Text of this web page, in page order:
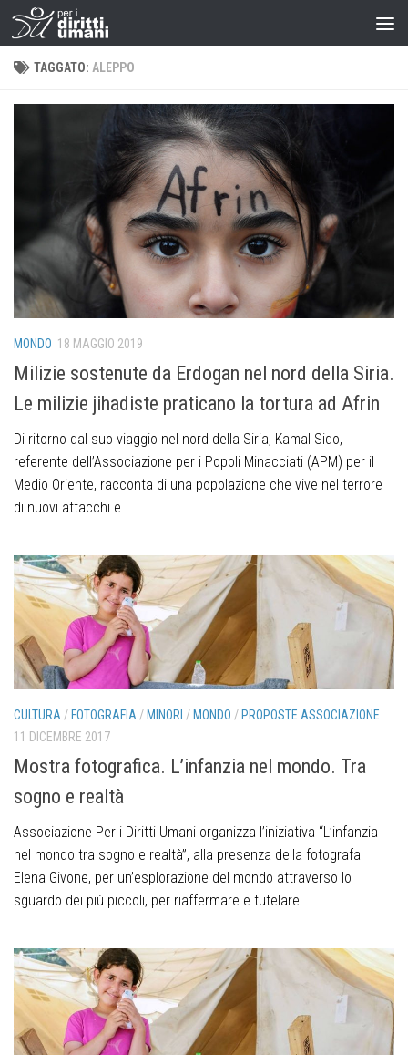
TAGGATO: ALEPPO
MONDO 18 MAGGIO 2019
Milizie sostenute da Erdogan nel nord della Siria.
Le milizie jihadiste praticano la tortura ad Afrin
Di ritorno dal suo viaggio nel nord della Siria, Kamal Sido,
referente dell’Associazione per i Popoli Minacciati (APM) per il
Medio Oriente, racconta di una popolazione che vive nel terrore
di nuovi attacchi e...
CULTURA / FOTOGRAFIA / MINORI / MONDO / PROPOSTE ASSOCIAZIONE
11 DICEMBRE 2017
Mostra fotografica. L’infanzia nel mondo. Tra
sogno e realtà
Associazione Per i Diritti Umani organizza l’iniziativa “L’infanzia
nel mondo tra sogno e realtà”, alla presenza della fotografa
Elena Givone, per un’esplorazione del mondo attraverso lo
sguardo dei più piccoli, per riaffermare e tutelare...